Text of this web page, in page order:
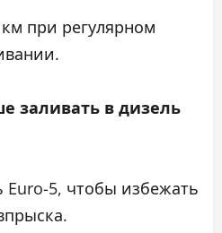
при регулярном
заливать в дизель
Euro-5, чтобы избежать